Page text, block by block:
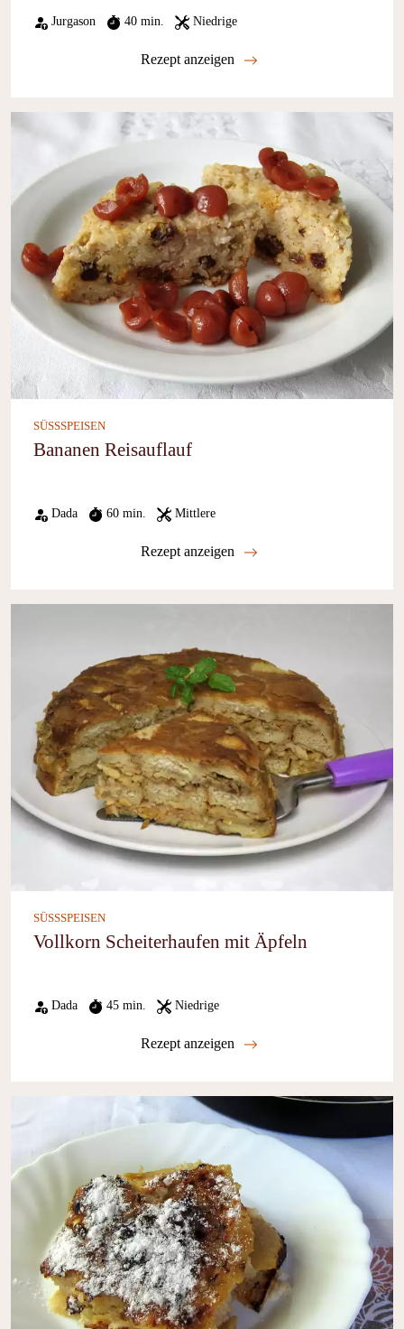
Jurgason 40 min. Niedrige
Rezept anzeigen
SÜSSSPEISEN
Bananen Reisauflauf
Dada 60 min. Mittlere
Rezept anzeigen
SÜSSSPEISEN
Vollkorn Scheiterhaufen mit Äpfeln
Dada 45 min. Niedrige
Rezept anzeigen